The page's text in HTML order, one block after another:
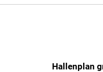
Hallenplan